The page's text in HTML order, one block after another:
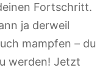
Fortschritt.
ja derweil
mampfen – du
werden! Jetzt